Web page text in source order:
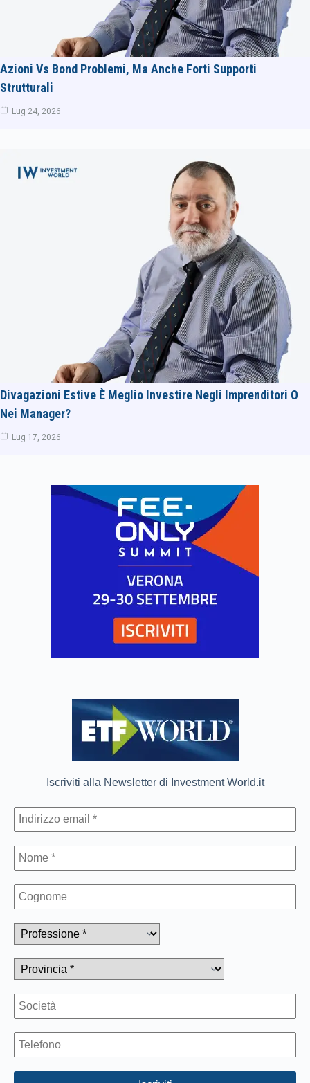
Azioni Vs Bond Problemi, Ma Anche Forti Supporti
Strutturali
Lug 24, 2026
Divagazioni Estive È Meglio Investire Negli Imprenditori O
Nei Manager?
Lug 17, 2026
Iscriviti alla Newsletter di Investment World.it